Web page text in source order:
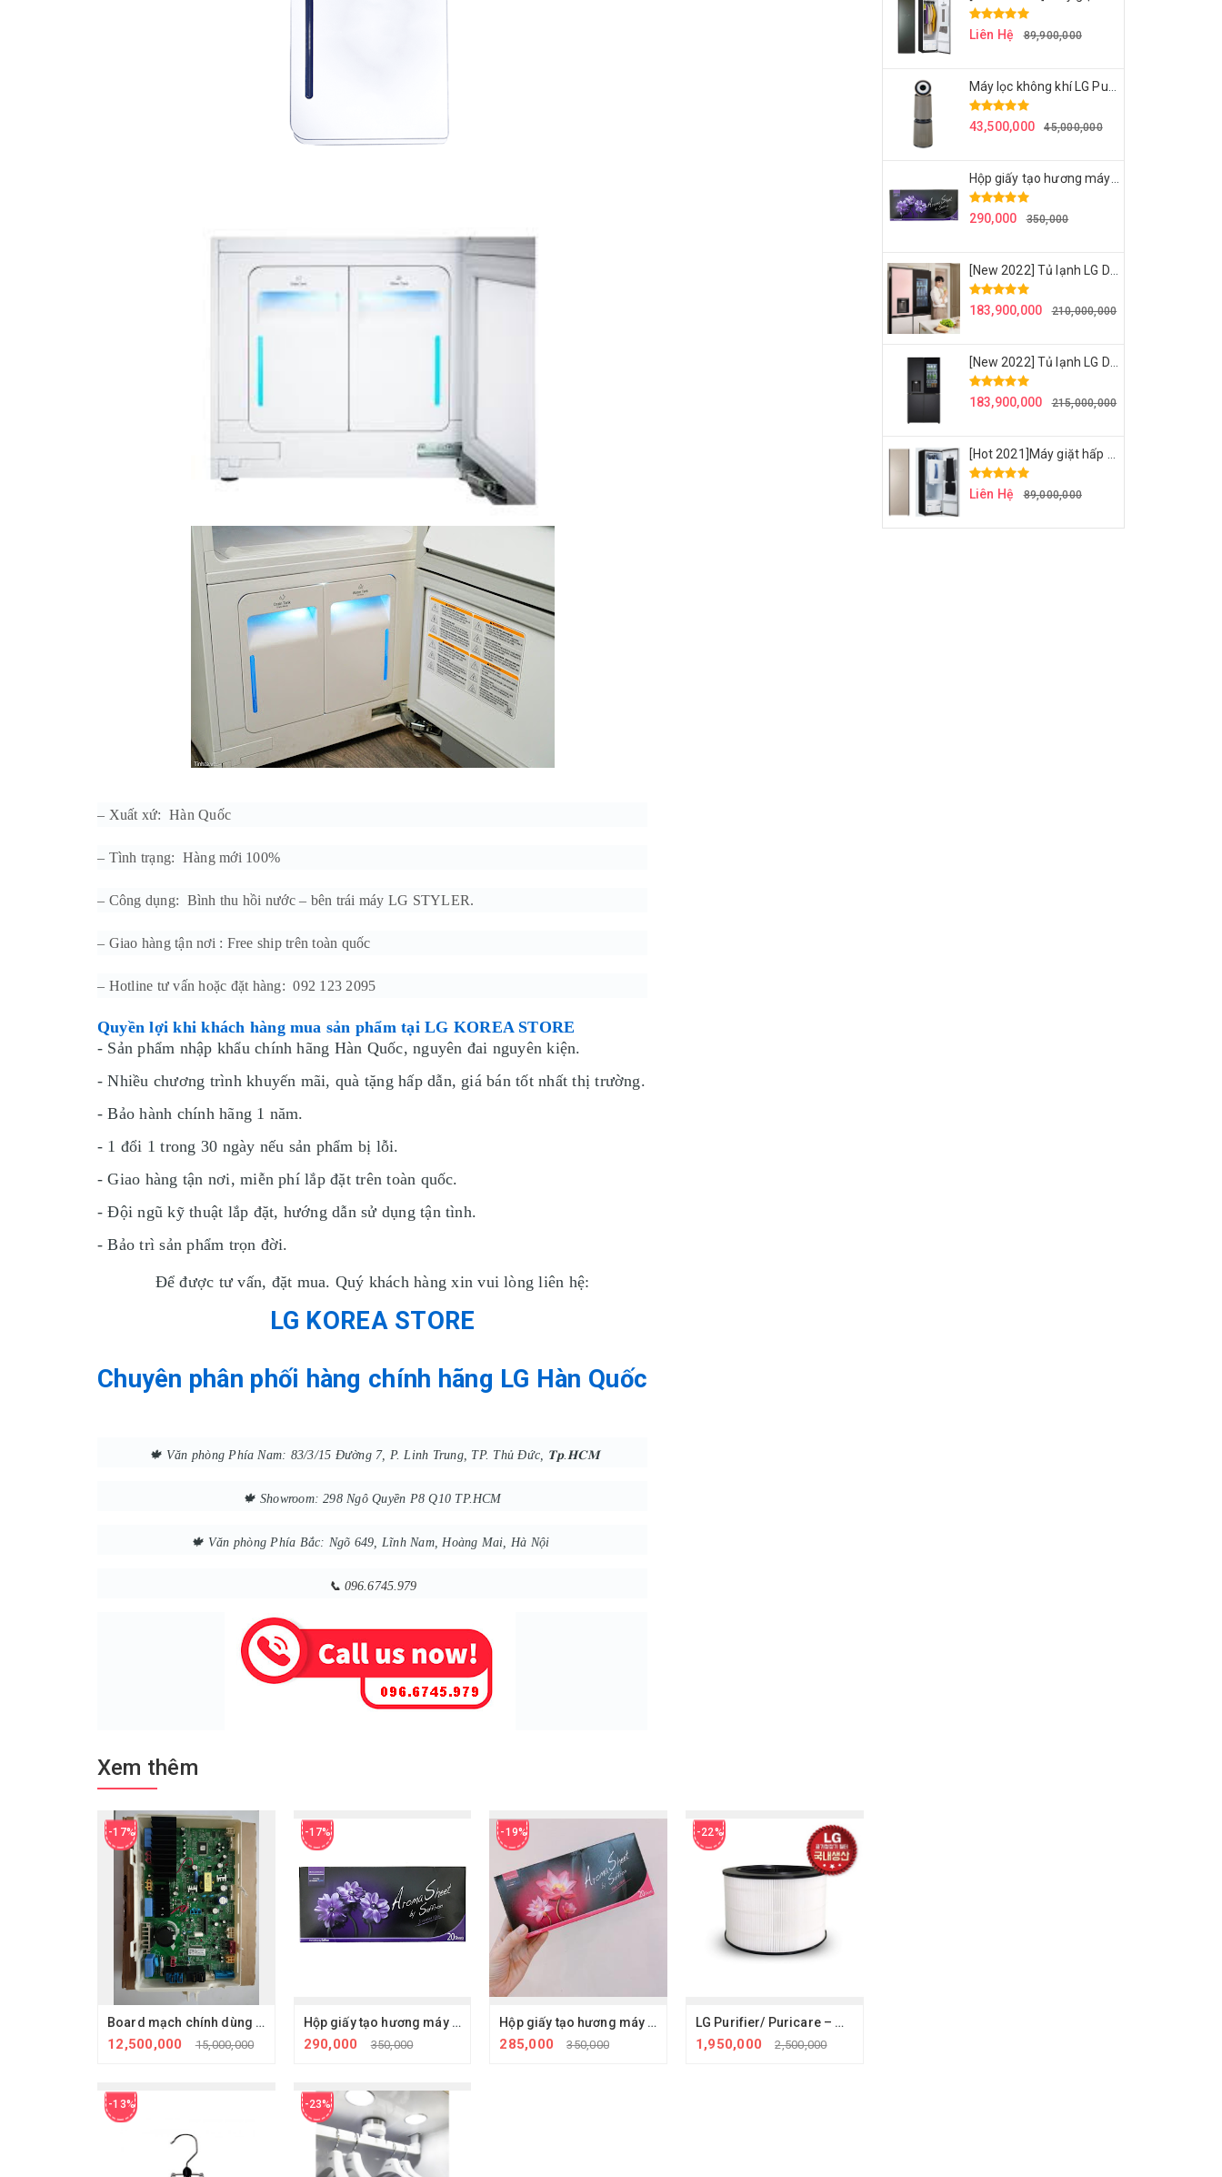
– Xuất xứ: Hàn Quốc
– Tình trạng: Hàng mới 100%
– Công dụng: Bình thu hồi nước – bên trái máy LG STYLER.
– Giao hàng tận nơi : Free ship trên toàn quốc
– Hotline tư vấn hoặc đặt hàng: 092 123 2095
Quyền lợi khi khách hàng mua sản phẩm tại LG KOREA STORE
- Sản phẩm nhập khẩu chính hãng Hàn Quốc, nguyên đai nguyên kiện.
- Nhiều chương trình khuyến mãi, quà tặng hấp dẫn, giá bán tốt nhất thị trường.
- Bảo hành chính hãng 1 năm.
- 1 đổi 1 trong 30 ngày nếu sản phẩm bị lỗi.
- Giao hàng tận nơi, miễn phí lắp đặt trên toàn quốc.
- Đội ngũ kỹ thuật lắp đặt, hướng dẫn sử dụng tận tình.
- Bảo trì sản phẩm trọn đời.
Để được tư vấn, đặt mua. Quý khách hàng xin vui lòng liên hệ:
LG KOREA STORE
Chuyên phân phối hàng chính hãng LG Hàn Quốc
🍁 Văn phòng Phía Nam: 83/3/15 Đường 7, P. Linh Trung, TP. Thủ Đức, 𝐓𝐩.𝐇𝐂𝐌
🍁 Showroom: 298 Ngô Quyền P8 Q10 TP.HCM
🍁 Văn phòng Phía Bắc: Ngõ 649, Lĩnh Nam, Hoàng Mai, Hà Nội
📞 096.6745.979
Xem thêm
-17%
Board mạch chính dùng cho máy giặt hấp sấy Lg Styler
12,500,000 15,000,000
-17%
Hộp giấy tạo hương máy giặt LG Styler - Hương hoa nhài
290,000 350,000
-19%
Hộp giấy tạo hương máy giặt hấp sấy LG Styler - Hoa sen hồng
285,000 350,000
-22%
LG Purifier/ Puricare – Màng lọc không khí LG PuriCare 360 – Phụ kiện
1,950,000 2,500,000
-13% -23%
Liên Hệ 89,900,000
43,500,000 45,000,000
290,000 350,000
183,900,000 210,000,000
183,900,000 215,000,000
Liên Hệ 89,000,000